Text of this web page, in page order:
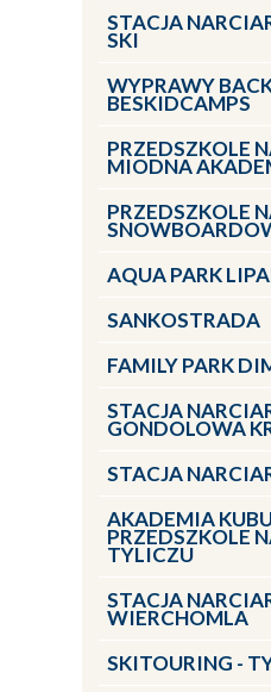
STACJA
SKI
WYPRAWY
BESKIDCAMPS
PRZEDSZKOLE
MIODNA
PRZEDSZKOLE
AQUA PARK
SANKOSTRADA
FAMILY PARK
STACJA
GONDOLOWA
STACJA
AKADEMIA
PRZEDSZKOLE
TYLICZU
STACJA
WIERCHOMLA
SKITOURING -